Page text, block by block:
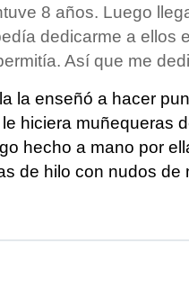
8 años. Luego
dedicarme a ellos
Así que me
la enseñó a hacer
hiciera muñequeras
hecho a mano por
de hilo con nudos de